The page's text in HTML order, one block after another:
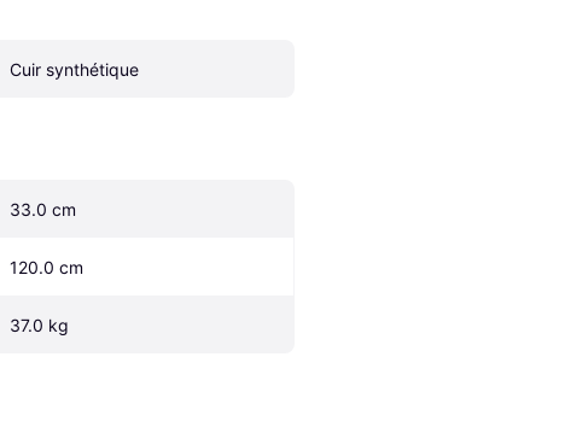
Cuir synthétique
33.0 cm
120.0 cm
37.0 kg